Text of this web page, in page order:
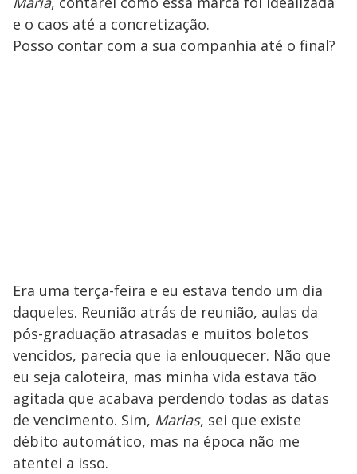
e o caos até a concretização.
Posso contar com a sua companhia até o final?
Era uma terça-feira e eu estava tendo um dia
daqueles. Reunião atrás de reunião, aulas da
pós-graduação atrasadas e muitos boletos
vencidos, parecia que ia enlouquecer. Não que
eu seja caloteira, mas minha vida estava tão
agitada que acabava perdendo todas as datas
de vencimento. Sim, Marias, sei que existe
débito automático, mas na época não me
atentei a isso.